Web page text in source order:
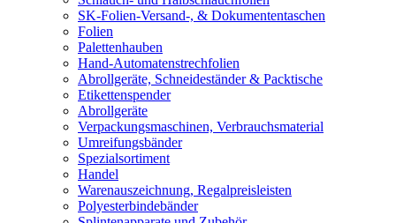
SK-Folien-Versand-, & Dokumententaschen
Folien
Palettenhauben
Hand-Automatenstrechfolien
Abrollgeräte, Schneideständer & Packtische
Etikettenspender
Abrollgeräte
Verpackungsmaschinen, Verbrauchsmaterial
Umreifungsbänder
Spezialsortiment
Handel
Warenauszeichnung, Regalpreisleisten
Polyesterbindebänder